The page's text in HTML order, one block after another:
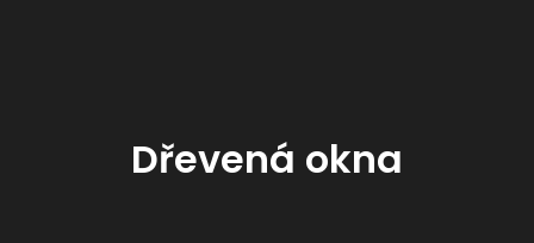
Dřevená okna